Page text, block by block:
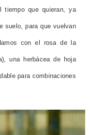
tiempo que quieran, ya
suelo, para que vuelvan
con el rosa de la
una herbácea de hoja
para combinaciones